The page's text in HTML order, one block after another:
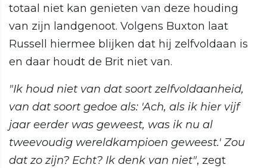
totaal niet kan genieten van deze houding
van zijn landgenoot. Volgens Buxton laat
Russell hiermee blijken dat hij zelfvoldaan is
en daar houdt de Brit niet van.
"Ik houd niet van dat soort zelfvoldaanheid,
van dat soort gedoe als: 'Ach, als ik hier vijf
jaar eerder was geweest, was ik nu al
tweevoudig wereldkampioen geweest.' Zou
dat zo zijn? Echt? Ik denk van niet", zegt